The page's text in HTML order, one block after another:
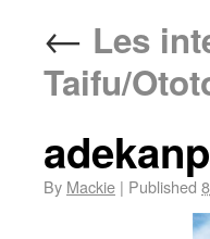
← Les
Taifu/
By Mackie | Published